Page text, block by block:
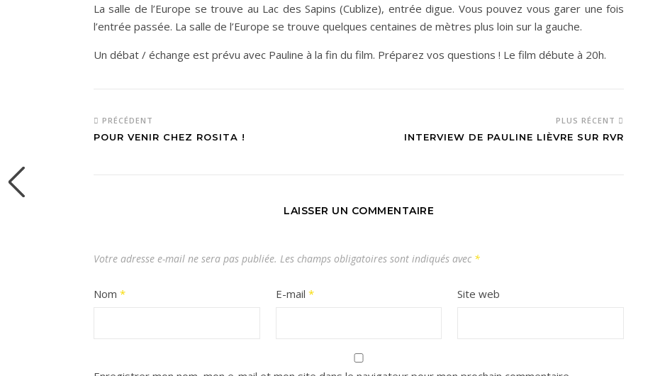
La salle de l’Europe se trouve au Lac des Sapins (Cublize), entrée digue. Vous pouvez vous garer une fois
l’entrée passée. La salle de l’Europe se trouve quelques centaines de mètres plus loin sur la gauche.
Un débat / échange est prévu avec Pauline à la fin du film. Préparez vos questions ! Le film débute à 20h.
PRÉCÉDENT
POUR VENIR CHEZ ROSITA !
PLUS RÉCENT
INTERVIEW DE PAULINE LIÈVRE SUR RVR
LAISSER UN COMMENTAIRE
Votre adresse e-mail ne sera pas publiée. Les champs obligatoires sont indiqués avec *
Nom * E-mail * Site web